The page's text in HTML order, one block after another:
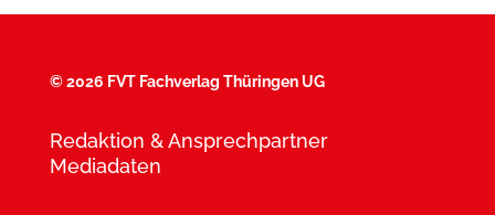
©2026 FVT Fachverlag Thüringen UG
Redaktion & Ansprechpartner
Mediadaten